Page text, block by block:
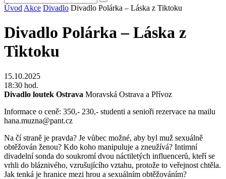
Úvod Akce Divadlo Divadlo Polárka – Láska z Tiktoku
Divadlo Polárka – Láska z
Tiktoku
15.10.2025
18:30 hod.
Divadlo loutek Ostrava Moravská Ostrava a Přívoz
Informace o ceně: 350,- 230,- studenti a senioři rezervace na mailu
hana.muzna@pant.cz
Na čí straně je pravda? Je vůbec možné, aby byl muž sexuálně
obtěžován ženou? Kdo koho manipuluje a zneužívá? Intimní
divadelní sonda do soukromí dvou náctiletých influencerů, kteří se
vrhli do bláznivého, vzrušujícího vztahu, protože to veřejnost chtěla.
Jak tenká je hranice mezi hrou a sexuálním obtěžováním?